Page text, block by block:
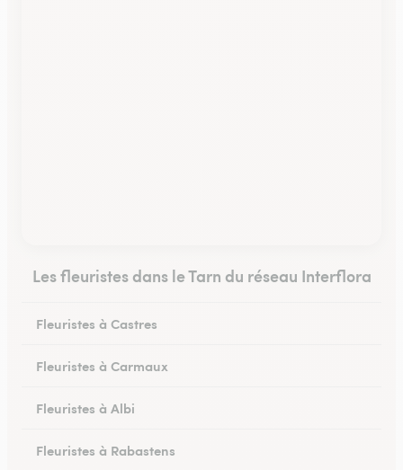
Les fleuristes dans le Tarn du réseau Interflora
Fleuristes à Castres
Fleuristes à Carmaux
Fleuristes à Albi
Fleuristes à Rabastens